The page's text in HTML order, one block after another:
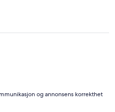
og annonsens korrekthet